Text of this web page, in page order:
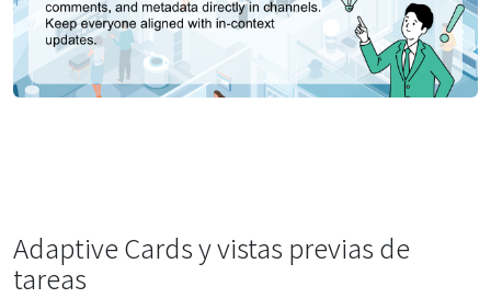
Adaptive Cards y vistas previas de
tareas